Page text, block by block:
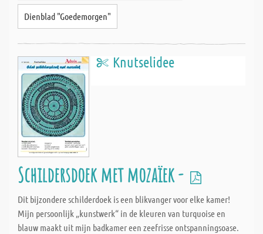
Dienblad "Goedemorgen"
Knutselidee
Schildersdoek met mozaïek -
Dit bijzondere schilderdoek is een blikvanger voor elke kamer!
Mijn persoonlijk „kunstwerk“ in de kleuren van turquoise en
blauw maakt uit mijn badkamer een zeefrisse ontspanningsoase.